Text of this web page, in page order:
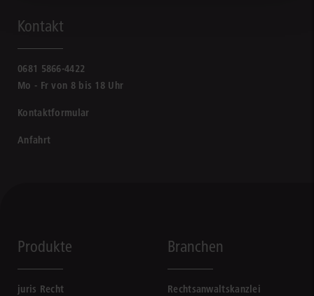
Kontakt
0681 5866-4422
Mo - Fr von 8 bis 18 Uhr
Kontaktformular
Anfahrt
Produkte
juris Recht
Branchen
Rechtsanwaltskanzlei